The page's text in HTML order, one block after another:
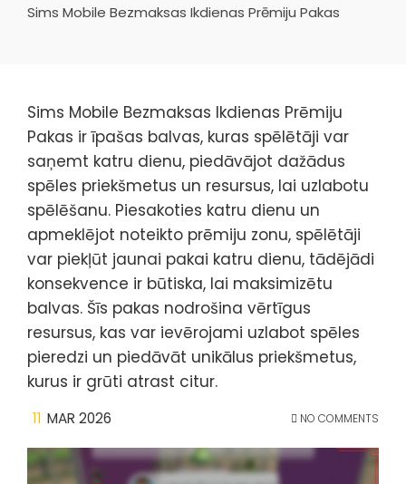
Sims Mobile Bezmaksas Ikdienas Prēmiju Pakas
Sims Mobile Bezmaksas Ikdienas Prēmiju
Pakas ir īpašas balvas, kuras spēlētāji var
saņemt katru dienu, piedāvājot dažādus
spēles priekšmetus un resursus, lai uzlabotu
spēlēšanu. Piesakoties katru dienu un
apmeklējot noteikto prēmiju zonu, spēlētāji
var piekļūt jaunai pakai katru dienu, tādējādi
konsekvence ir būtiska, lai maksimizētu
balvas. Šīs pakas nodrošina vērtīgus
resursus, kas var ievērojami uzlabot spēles
pieredzi un piedāvāt unikālus priekšmetus,
kurus ir grūti atrast citur.
11 MAR 2026 NO COMMENTS